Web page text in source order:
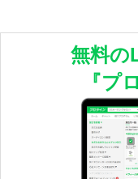
無料の
『プ